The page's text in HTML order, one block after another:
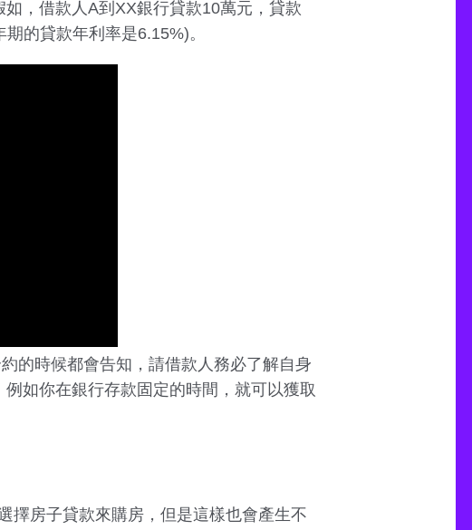
，借款人A到XX銀行貸款10萬元，貸款
的貸款年利率是6.15%)。
的時候都會告知，請借款人務必了解自身
如你在銀行存款固定的時間，就可以獲取
擇房子貸款來購房，但是這樣也會產生不